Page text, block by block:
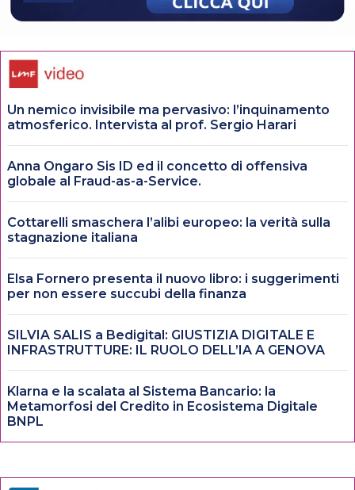
Un nemico invisibile ma pervasivo: l’inquinamento
atmosferico. Intervista al prof. Sergio Harari
Anna Ongaro Sis ID ed il concetto di offensiva
globale al Fraud-as-a-Service.
Cottarelli smaschera l’alibi europeo: la verità sulla
stagnazione italiana
Elsa Fornero presenta il nuovo libro: i suggerimenti
per non essere succubi della finanza
SILVIA SALIS a Bedigital: GIUSTIZIA DIGITALE E
INFRASTRUTTURE: IL RUOLO DELL’IA A GENOVA
Klarna e la scalata al Sistema Bancario: la
Metamorfosi del Credito in Ecosistema Digitale
BNPL